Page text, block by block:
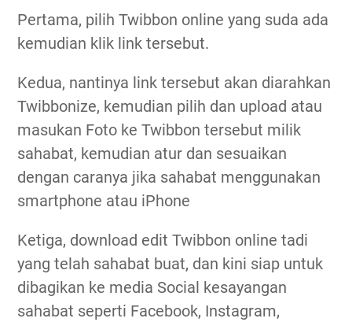
Pertama, pilih Twibbon online yang suda ada
kemudian klik link tersebut.
Kedua, nantinya link tersebut akan diarahkan
Twibbonize, kemudian pilih dan upload atau
masukan Foto ke Twibbon tersebut milik
sahabat, kemudian atur dan sesuaikan
dengan caranya jika sahabat menggunakan
smartphone atau iPhone
Ketiga, download edit Twibbon online tadi
yang telah sahabat buat, dan kini siap untuk
dibagikan ke media Social kesayangan
sahabat seperti Facebook, Instagram,